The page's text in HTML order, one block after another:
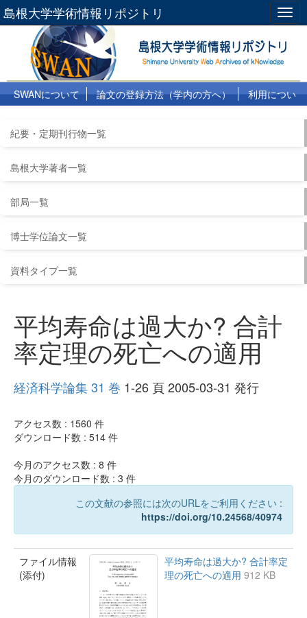
島根大学学術情報リポジトリ
SWANについて 論文の登録方法（学内の方へ）
利用につい
紀要・定期刊行物一覧
島根大学著者一覧
部局一覧
博士学位論文一覧
資料タイプ一覧
平均寿命は過大か? 合計
率定理の死亡への適用
経済科学論集 31 巻 1-26 頁 2005-03-31 発行
アクセス数 : 1560 件
ダウンロード数 : 514 件
今月のアクセス数 : 8 件
今月のダウンロード数 : 3 件
この文献の参照には次のURLをご利用ください :
https://doi.org/10.24568/40974
ファイル情報
(添付)
平均寿命は過大か? 合計率定
理の死亡への適用 912 KB